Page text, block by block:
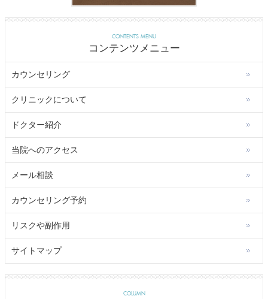
CONTENTS MENU
コンテンツメニュー
カウンセリング
クリニックについて
ドクター紹介
当院へのアクセス
メール相談
カウンセリング予約
リスクや副作用
サイトマップ
COLUMN